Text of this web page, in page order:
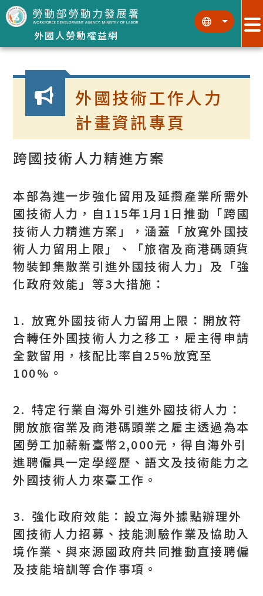
跳到主要內容區塊
外國人勞動權益網
::: :::
:::
外國技術工作人力
計畫資訊專頁
跨國技術人力精進方案
本部為進一步強化留用及延攬產業所需外
國技術人力，自115年1月1日推動「跨國
技術人力精進方案」，涵蓋「放寬外國技
術人力留用上限」、「旅宿及商港碼頭貨
物裝卸集散業引進外國技術人力」及「強
化政府效能」等3大措施：
1. 放寬外國技術人力留用上限：開放符
合轉任外國技術人力之移工，雇主得申請
全數留用，核配比率自25%放寬至
100%。
2. 特定行業自海外引進外國技術人力：
開放旅宿業及商港碼頭業之雇主透過為本
國勞工加薪新臺幣2,000元，得自海外引
進聘僱具一定學經歷、語文及技術能力之
外國技術人力來臺工作。
3. 強化政府效能：設立海外據點辦理外
國技術人力招募、技能測驗作業及協助入
境作業、與來源國政府共同推動直接聘僱
及技能培訓等合作事項。